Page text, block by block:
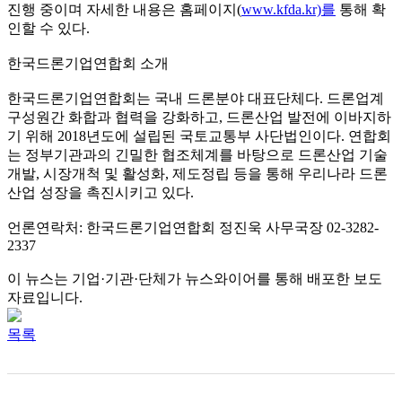
진행 중이며 자세한 내용은 홈페이지(www.kfda.kr)를 통해 확
인할 수 있다.
한국드론기업연합회 소개
한국드론기업연합회는 국내 드론분야 대표단체다. 드론업계
구성원간 화합과 협력을 강화하고, 드론산업 발전에 이바지하
기 위해 2018년도에 설립된 국토교통부 사단법인이다. 연합회
는 정부기관과의 긴밀한 협조체계를 바탕으로 드론산업 기술
개발, 시장개척 및 활성화, 제도정립 등을 통해 우리나라 드론
산업 성장을 촉진시키고 있다.
언론연락처: 한국드론기업연합회 정진욱 사무국장 02-3282-
2337
이 뉴스는 기업·기관·단체가 뉴스와이어를 통해 배포한 보도
자료입니다.
목록